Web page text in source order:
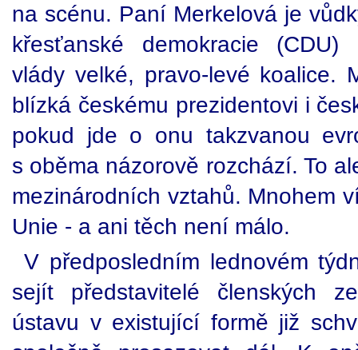
na scénu. Paní Merkelová je
křesťanské demokracie
vlády velké, pravo-levé koalice.
blízká českému prezidentovi i
pokud jde o onu takzvanou
s oběma názorově rozchází. To
mezinárodních vztahů. Mnohem
Unie - a ani těch není málo.
V předposledním lednovém
sejít představitelé členských
ústavu v existující formě již